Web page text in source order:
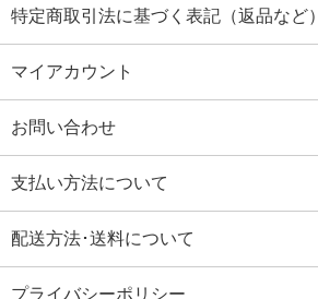
特定商取引法に基づく表記（返品など）
マイアカウント
お問い合わせ
支払い方法について
配送方法･送料について
プライバシーポリシー